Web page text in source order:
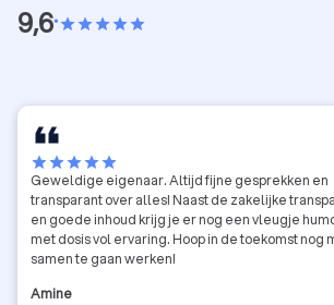
9,6•starstarstarstarstar
starstarstarstarstar
Geweldige eigenaar. Altijd fijne gesprekken en
transparant over alles! Naast de zakelijke
en goede inhoud krijg je er nog een vleugje
met dosis vol ervaring. Hoop in de toekomst nog
samen te gaan werken!
Amine